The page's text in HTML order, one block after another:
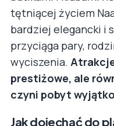
tętniącej życiem
bardziej elegancki i
przyciąga pary,
wyciszenia.
prestiżowe, ale
czyni pobyt
Jak dojechać do